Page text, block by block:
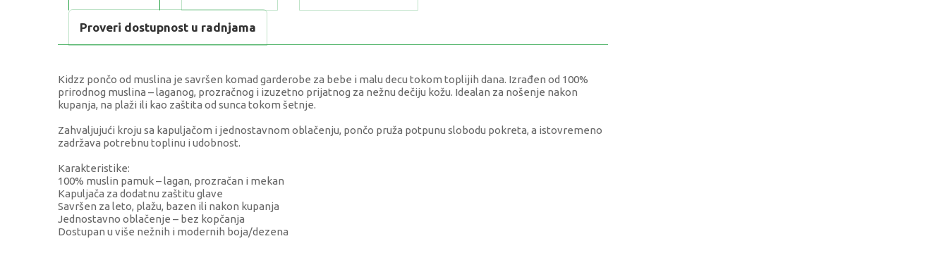
Proveri dostupnost u radnjama
Kidzz pončo od muslina je savršen komad garderobe za bebe i malu decu tokom toplijih dana. Izrađen od 100%
prirodnog muslina – laganog, prozračnog i izuzetno prijatnog za nežnu dečiju kožu. Idealan za nošenje nakon
kupanja, na plaži ili kao zaštita od sunca tokom šetnje.
Zahvaljujući kroju sa kapuljačom i jednostavnom oblačenju, pončo pruža potpunu slobodu pokreta, a istovremeno
zadržava potrebnu toplinu i udobnost.
Karakteristike:
100% muslin pamuk – lagan, prozračan i mekan
Kapuljača za dodatnu zaštitu glave
Savršen za leto, plažu, bazen ili nakon kupanja
Jednostavno oblačenje – bez kopčanja
Dostupan u više nežnih i modernih boja/dezena